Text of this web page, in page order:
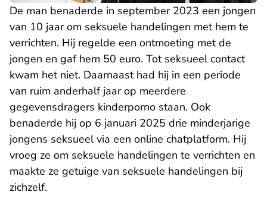
De man benaderde in september 2023 een jongen
van 10 jaar om seksuele handelingen met hem te
verrichten. Hij regelde een ontmoeting met de
jongen en gaf hem 50 euro. Tot seksueel contact
kwam het niet. Daarnaast had hij in een periode
van ruim anderhalf jaar op meerdere
gegevensdragers kinderporno staan. Ook
benaderde hij op 6 januari 2025 drie minderjarige
jongens seksueel via een online chatplatform. Hij
vroeg ze om seksuele handelingen te verrichten en
maakte ze getuige van seksuele handelingen bij
zichzelf.